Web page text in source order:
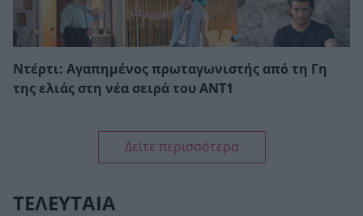
Ντέρτι: Αγαπημένος πρωταγωνιστής από τη Γη
της ελιάς στη νέα σειρά του ΑΝΤ1
Δείτε περισσότερα
ΤΕΛΕΥΤΑΙΑ